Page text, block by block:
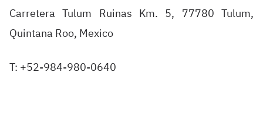
Carretera Tulum Ruinas Km. 5, 77780 Tulum,
Quintana Roo, Mexico
T: +52-984-980-0640